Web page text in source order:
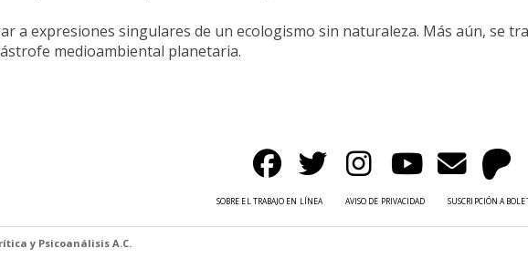
a expresiones singulares de un ecologismo sin naturaleza. Más aún, se
medioambiental planetaria.
SOBRE EL TRABAJO EN LÍNEA AVISO DE PRIVACIDAD SUSCRIPCIÓN A
y Psicoanálisis A.C.